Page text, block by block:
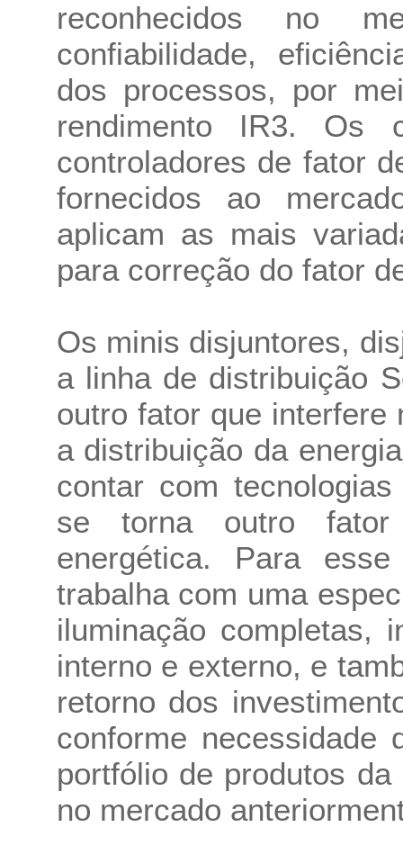
reconhecidos no
confiabilidade,
dos processos, por
rendimento IR3. Os
controladores de fator
fornecidos ao
aplicam as mais
para correção do fator
Os minis disjuntores,
a linha de distribuição
outro fator que interfere
a distribuição da
contar com
se torna outro
energética. Para
trabalha com uma
iluminação completas,
interno e externo, e
retorno dos
conforme necessidade
portfólio de produtos
no mercado